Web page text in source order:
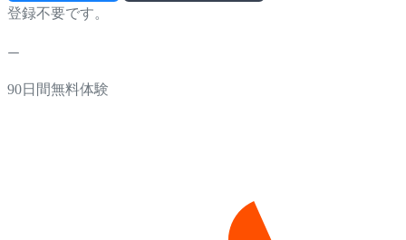
登録不要です。
90日間無料体験